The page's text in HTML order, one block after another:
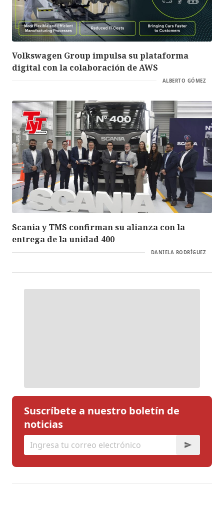
Volkswagen Group impulsa su plataforma
digital con la colaboración de AWS
ALBERTO GÓMEZ
Scania y TMS confirman su alianza con la
entrega de la unidad 400
DANIELA RODRÍGUEZ
Suscríbete a nuestro boletín de
noticias